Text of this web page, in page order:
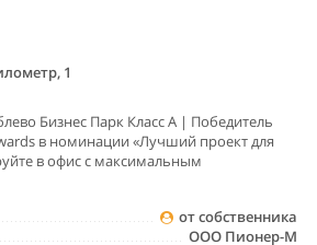
1
Бизнес Парк Класс А | Победитель
в номинации «Лучший проект для
в офис с максимальным
от собственника
ООО Пионер-М